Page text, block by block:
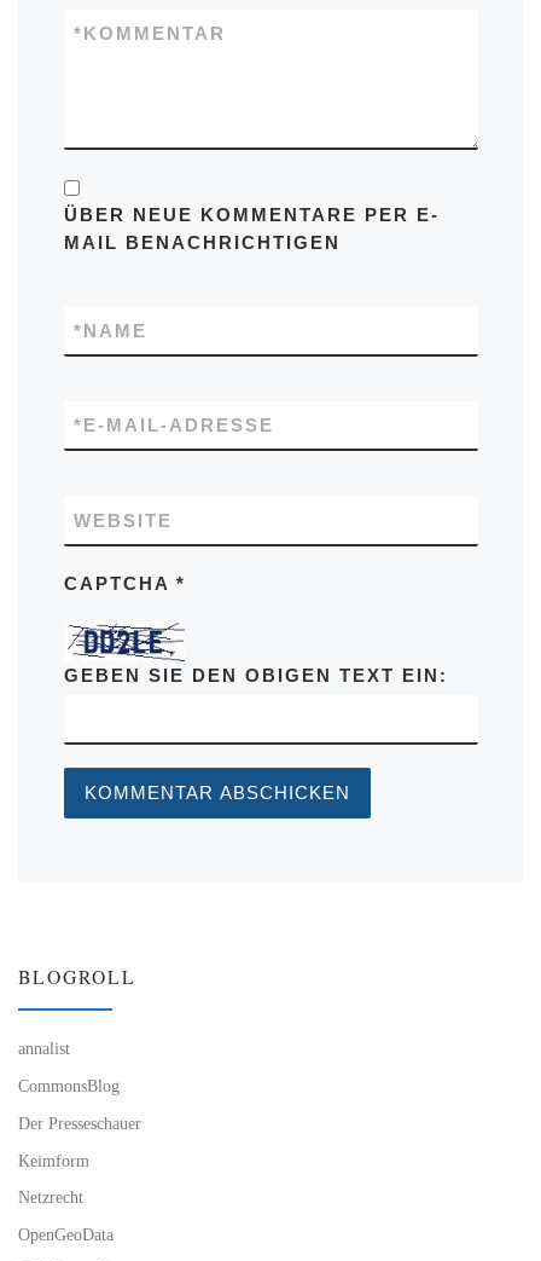
KOMMENTAR
*
ÜBER NEUE KOMMENTARE PER E-
MAIL BENACHRICHTIGEN
NAME
*
E-MAIL-ADRESSE
*
WEBSITE
CAPTCHA *
GEBEN SIE DEN OBIGEN TEXT EIN:
BLOGROLL
annalist
CommonsBlog
Der Presseschauer
Keimform
Netzrecht
OpenGeoData